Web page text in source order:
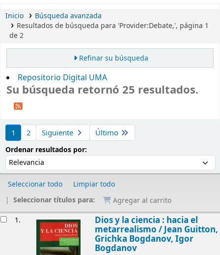
Inicio
Búsqueda avanzada
Resultados de búsqueda para 'Provider:Debate,', página 1
de 2
Refinar su búsqueda
Repositorio Digital UMA
Su búsqueda retornó 25 resultados.
1 2 Siguiente Último
Ordenar resultados por:
Seleccionar todo
Limpiar todo
Seleccionar títulos para:
Agregar al carrito
1. Dios y la ciencia : hacia el
metarrealismo /Jean Guitton,
Grichka Bogdanov, Igor
Bogdanov